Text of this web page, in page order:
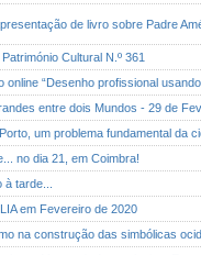
de livro sobre Padre
Cultural N.º 361
online “Desenho profissional
entre dois Mundos - 29 de
um problema fundamental da
no dia 21, em Coimbra!
tarde...
em Fevereiro de 2020
na construção das simbólicas